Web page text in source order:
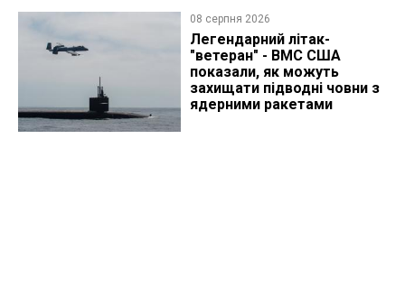
08 серпня 2026
Легендарний літак-
"ветеран" - ВМС США
показали, як можуть
захищати підводні човни з
ядерними ракетами